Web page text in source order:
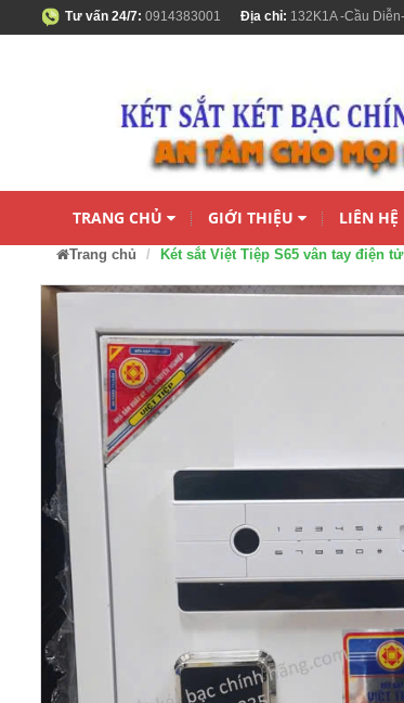
Tư vấn 24/7: 0914383001 Địa chỉ: 132K1A -Cầu
TRANG CHỦ GIỚI THIỆU LIÊN HỆ
Trang chủ Két sắt Việt Tiệp S65 vân tay điện tử